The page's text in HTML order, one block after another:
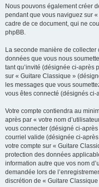
Nous pouvons également créer
pendant que vous naviguez sur
cadre de ce document, qui ne
phpBB.
La seconde manière de collecter
données que vous nous
tant qu’invité (désignée ci-après
sur « Guitare Classique »
les messages que vous
vous êtes connecté (désignés
Votre compte contiendra au
après par « votre nom
vous connecter (désigné ci-
courriel valide (désignée ci-
votre compte sur « Guitare
protection des données
information autre que vos nom
demandée lors de
discrétion de « Guitare